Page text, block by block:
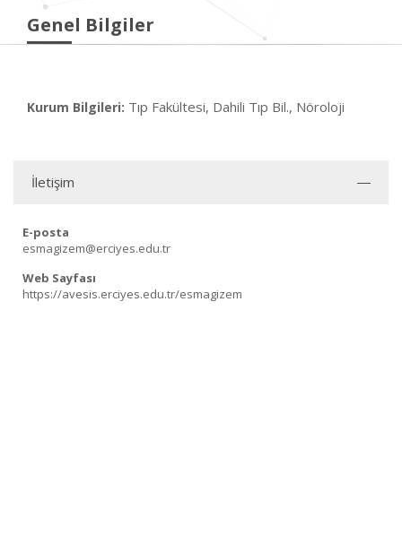
Genel Bilgiler
Kurum Bilgileri: Tıp Fakültesi, Dahili Tıp Bil., Nöroloji
İletişim
E-posta
esmagizem@erciyes.edu.tr
Web Sayfası
https://avesis.erciyes.edu.tr/esmagizem